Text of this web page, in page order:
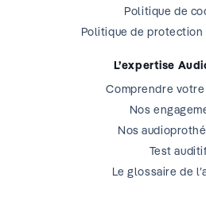
Politique de
Politique de
L’expertise
Comprendre
Nos
Nos
Test
Le glossaire de